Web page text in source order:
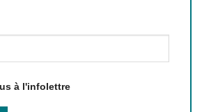
à l'infolettre